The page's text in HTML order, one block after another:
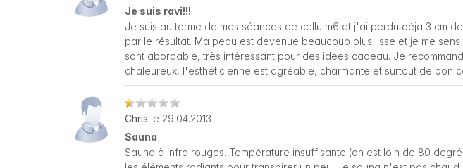
Je suis ravi!!!
Je suis au terme de mes séances de cellu m6 et j'ai perdu déja 3 cm
par le résultat. Ma peau est devenue beaucoup plus lisse et je me
sont abordable, très intéressant pour des idées cadeau. Je
chaleureux, l'esthéticienne est agréable, charmante et surtout de bon
Chris le 29.04.2013
Sauna
Sauna à infra rouges. Température insuffisante (on est loin de 80